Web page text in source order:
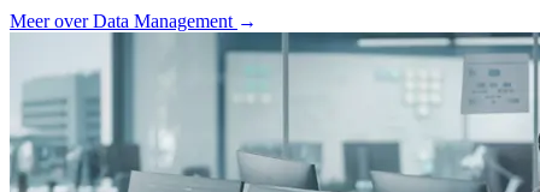
Meer over Data Management →